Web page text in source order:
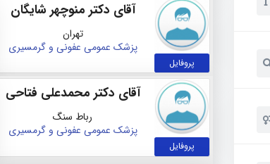
پروفایل
آقای دکتر منوچهر شایگان
تهران
پزشک عمومی عفونی و گرمسیری
پروفایل
آقای دکتر محمدعلی فتاحی
رباط سنگ
پزشک عمومی عفونی و گرمسیری